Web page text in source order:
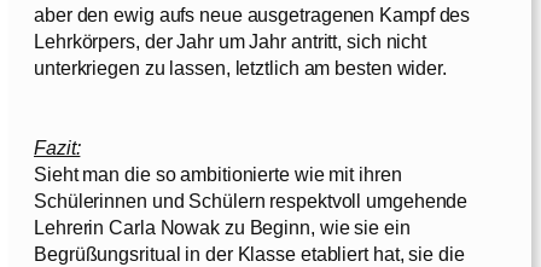
aber den ewig aufs neue ausgetragenen Kampf des
Lehrkörpers, der Jahr um Jahr antritt, sich nicht
unterkriegen zu lassen, letztlich am besten wider.
Fazit:
Sieht man die so ambitionierte wie mit ihren
Schülerinnen und Schülern respektvoll umgehende
Lehrerin Carla Nowak zu Beginn, wie sie ein
Begrüßungsritual in der Klasse etabliert hat, sie die